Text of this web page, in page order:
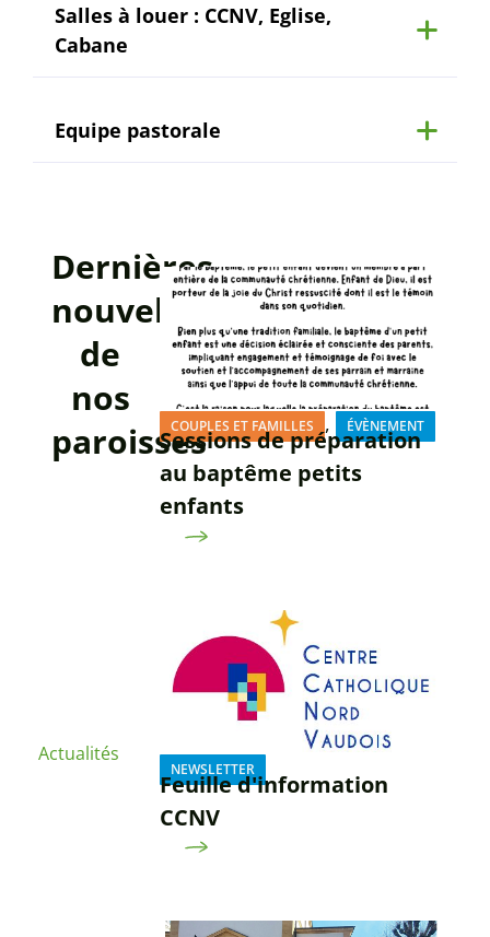
Salles à louer : CCNV, Eglise,
Cabane
Equipe pastorale
Actualités
Dernières
nouvelles
de
nos
paroissesCOUPLES ET FAMILLES , ÉVÈNEMENT
Sessions de préparation
au baptême petits
enfants
NEWSLETTER
Feuille d'information
CCNV